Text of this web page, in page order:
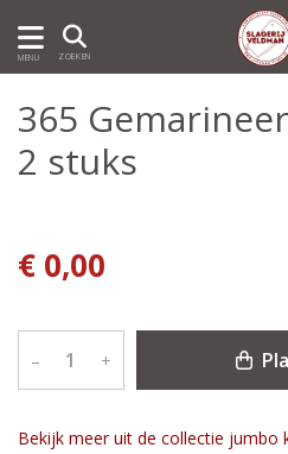
MENU ZOEKEN
365
2 stuks
€ 0,00
– +
Bekijk meer uit de collectie jumbo